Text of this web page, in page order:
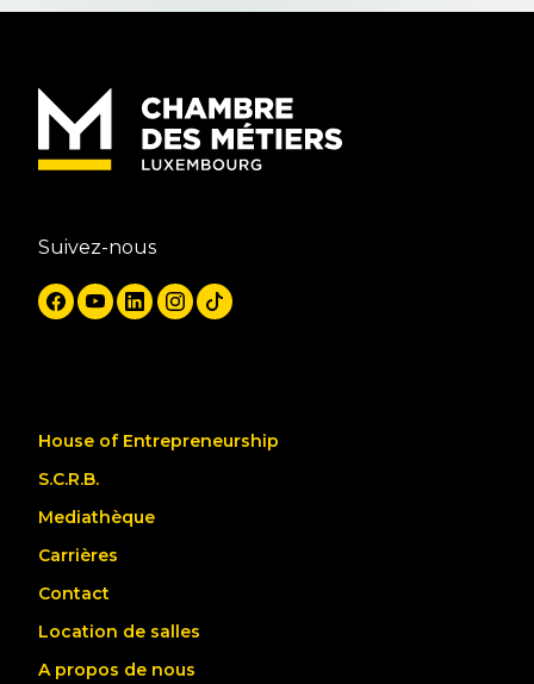
Suivez-nous
House of Entrepreneurship
S.C.R.B.
Mediathèque
Carrières
Contact
Location de salles
A propos de nous